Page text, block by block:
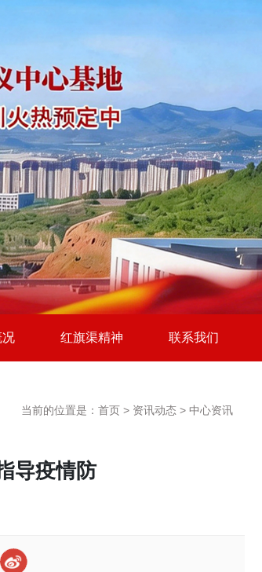
况 红旗渠精神 联系我们
当前的位置是： 首页 > 资讯动态 > 中心资讯
导疫情防